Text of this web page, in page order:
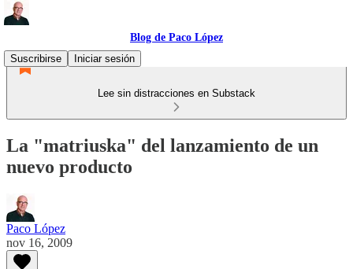
Blog de Paco López
Suscribirse
Iniciar sesión
Lee sin distracciones en Substack
La "matriuska" del lanzamiento de un
nuevo producto
Paco López
nov 16, 2009